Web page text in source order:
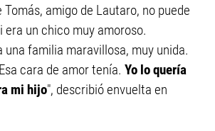
amigo de Lautaro, no puede
era un chico muy amoroso.
una familia maravillosa, muy unida.
cara de amor tenía. Yo lo quería
mi hijo", describió envuelta en